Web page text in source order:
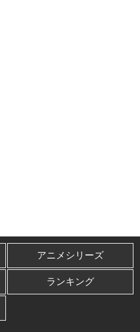
アニメシリーズ
ランキング